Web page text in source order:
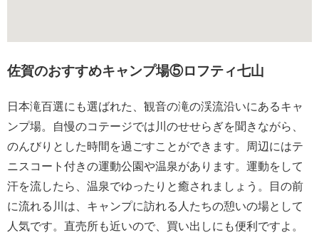
佐賀のおすすめキャンプ場⑤ロフティ七山
日本滝百選にも選ばれた、観音の滝の渓流沿いにあるキャ
ンプ場。自慢のコテージでは川のせせらぎを聞きながら、
のんびりとした時間を過ごすことができます。周辺にはテ
ニスコート付きの運動公園や温泉があります。運動をして
汗を流したら、温泉でゆったりと癒されましょう。目の前
に流れる川は、キャンプに訪れる人たちの憩いの場として
人気です。直売所も近いので、買い出しにも便利ですよ。